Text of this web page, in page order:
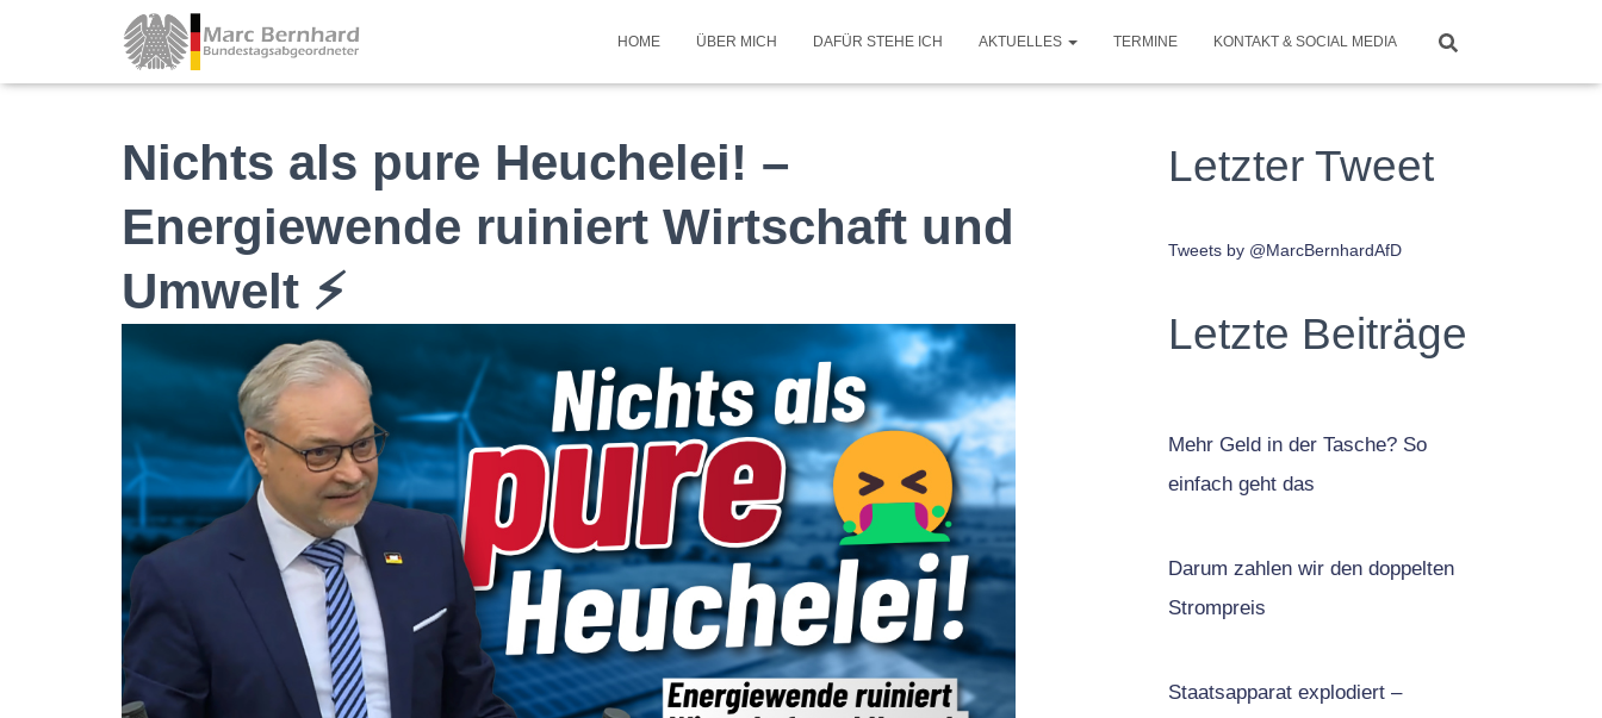
HOME ÜBER MICH DAFÜR STEHE ICH AKTUELLES TERMINE KONTAKT & SOCIAL MEDIA
Nichts als pure Heuchelei! –
Energiewende ruiniert Wirtschaft und
Umwelt ⚡️
Letzter Tweet
Tweets by @MarcBernhardAfD
Letzte Beiträge
Mehr Geld in der Tasche? So
einfach geht das
Darum zahlen wir den doppelten
Strompreis
Staatsapparat explodiert –